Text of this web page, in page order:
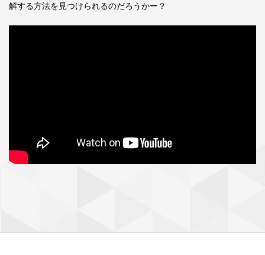
解する方法を見つけられるのだろうかー？